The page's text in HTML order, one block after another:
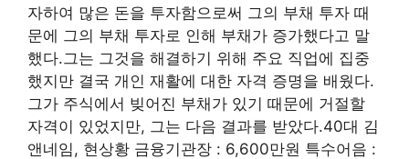
자하여 많은 돈을 투자함으로써 그의 부채 투자 때
문에 그의 부채 투자로 인해 부채가 증가했다고 말
했다.그는 그것을 해결하기 위해 주요 직업에 집중
했지만 결국 개인 재활에 대한 자격 증명을 배웠다.
그가 주식에서 빚어진 부채가 있기 때문에 거절할
자격이 있었지만, 그는 다음 결과를 받았다.40대 김
앤네임, 현상황 금융기관장 : 6,600만원 특수어음 :